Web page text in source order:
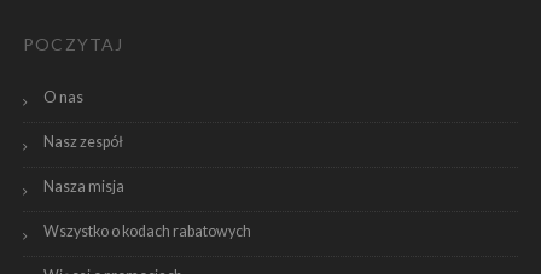
POCZYTAJ
O nas
Nasz zespół
Nasza misja
Wszystko o kodach rabatowych